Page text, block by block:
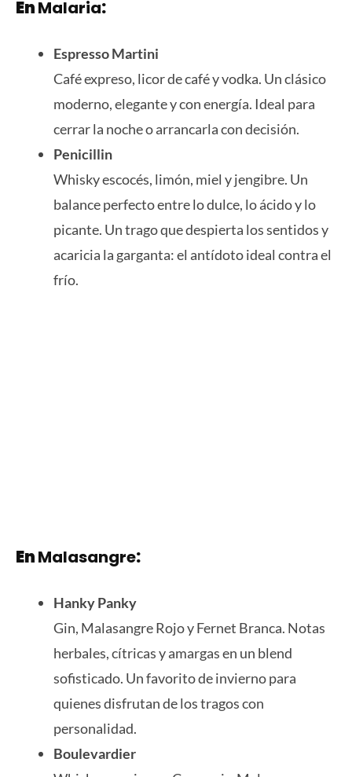
EnMalaria:
Espresso Martini
Café expreso, licor de café y vodka. Un clásico
moderno, elegante y con energía. Ideal para
cerrar la noche o arrancarla con decisión.
Penicillin
Whisky escocés, limón, miel y jengibre. Un
balance perfecto entre lo dulce, lo ácido y lo
picante. Un trago que despierta los sentidos y
acaricia la garganta: el antídoto ideal contra el
frío.
EnMalasangre:
Hanky Panky
Gin, Malasangre Rojo y Fernet Branca. Notas
herbales, cítricas y amargas en un blend
sofisticado. Un favorito de invierno para
quienes disfrutan de los tragos con
personalidad.
Boulevardier